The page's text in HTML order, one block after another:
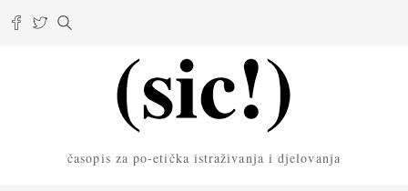
časopis za po-etička istraživanja i djelovanja